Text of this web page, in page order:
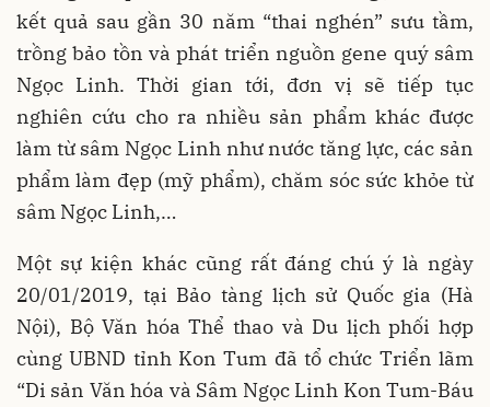
kết quả sau gần 30 năm “thai nghén” sưu tầm,
trồng bảo tồn và phát triển nguồn gene quý sâm
Ngọc Linh. Thời gian tới, đơn vị sẽ tiếp tục
nghiên cứu cho ra nhiều sản phẩm khác được
làm từ sâm Ngọc Linh như nước tăng lực, các sản
phẩm làm đẹp (mỹ phẩm), chăm sóc sức khỏe từ
sâm Ngọc Linh,…
Một sự kiện khác cũng rất đáng chú ý là ngày
20/01/2019, tại Bảo tàng lịch sử Quốc gia (Hà
Nội), Bộ Văn hóa Thể thao và Du lịch phối hợp
cùng UBND tỉnh Kon Tum đã tổ chức Triển lãm
“Di sản Văn hóa và Sâm Ngọc Linh Kon Tum-Báu